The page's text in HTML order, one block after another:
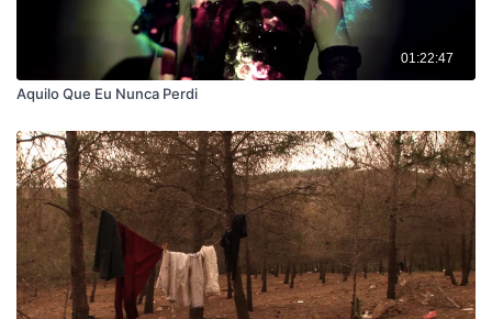
01:22:47
Aquilo Que Eu Nunca Perdi